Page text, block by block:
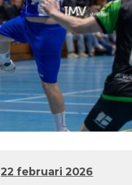
22 februari 2026